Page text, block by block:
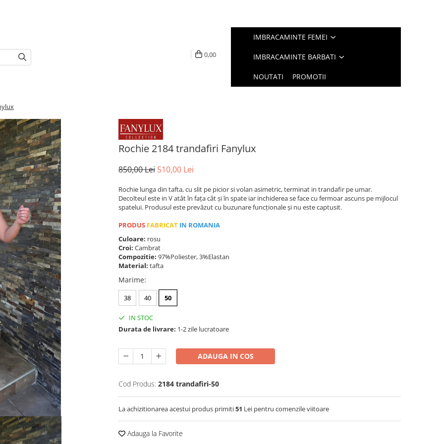
0,00
IMBRACAMINTE FEMEI
IMBRACAMINTE BARBATI
NOUTATI PROMOTII
Rochie 2184 trandafiri Fanylux
850,00 Lei 510,00 Lei
Rochie lunga din tafta, cu slit pe picior si volan asimetric, terminat in trandafir pe umar.
Decolteul este in V atât în fața cât și în spate iar inchiderea se face cu fermoar ascuns pe mijlocul
spatelui. Produsul este prevăzut cu buzunare funcționale și nu este captusit.
PRODUS FABRICAT IN ROMANIA
Culoare: rosu
Croi: Cambrat
Compozitie: 97%Poliester, 3%Elastan
Material: tafta
Marime:
38 40 50
IN STOC
Durata de livrare: 1-2 zile lucratoare
ADAUGA IN COS
Cod Produs: 2184 trandafiri-50
La achizitionarea acestui produs primiti51 Lei pentru comenzile viitoare
Adauga la Favorite